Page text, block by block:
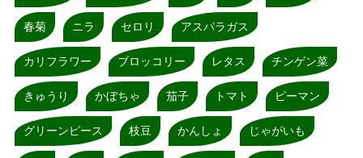
春菊 ニラ セロリ アスパラガス
カリフラワー ブロッコリー レタス チンゲン菜
きゅうり かぼちゃ 茄子 トマト ピーマン
グリーンピース 枝豆 かんしょ じゃがいも